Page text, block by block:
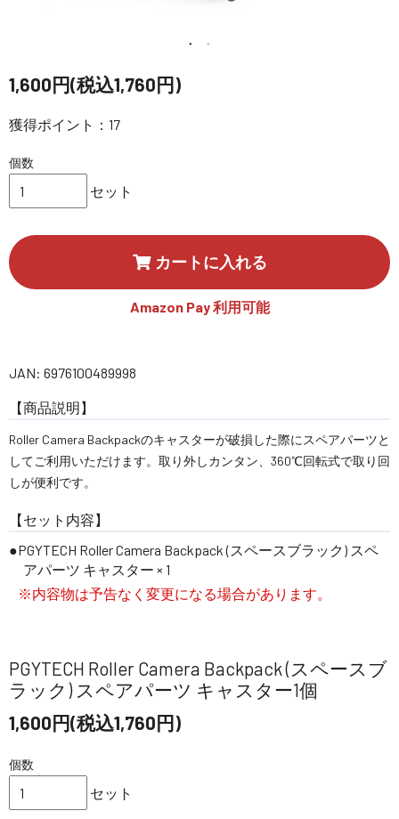
サポート・Q&A / 法人・学生のお客様
SEKIDO
1,600円(税込1,760円)
獲得ポイント：17
個数
セット
カートに入れる
Amazon Pay 利用可能
JAN: 6976100489998
【商品説明】
Roller Camera Backpackのキャスターが破損した際にスペアパーツと
してご利用いただけます。取り外しカンタン、360℃回転式で取り回
しが便利です。
【セット内容】
PGYTECH Roller Camera Backpack (スペースブラック) スペ
アパーツ キャスター × 1
※内容物は予告なく変更になる場合があります。
PGYTECH Roller Camera Backpack (スペースブ
ラック) スペアパーツ キャスター1個
1,600円(税込1,760円)
個数
セット